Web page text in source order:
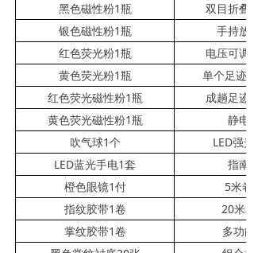
黑色磁性粉1瓶
双目折叠
银色磁性粉1瓶
手持放
红色荧光粉1瓶
电压可调
黄色荧光粉1瓶
单个足迹
红色荧光磁性粉1瓶
成趟足迹
黄色荧光磁性粉1瓶
静电
吹气球1个
LED强
LED蓝光手电1套
指南
橙色眼镜1付
5米卷
指纹胶带1卷
20米
掌纹胶带1卷
多功